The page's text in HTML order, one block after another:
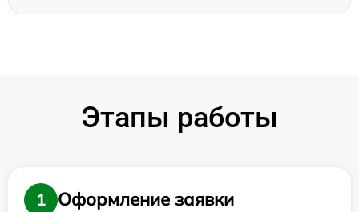
Этапы работы
1
Оформление заявки